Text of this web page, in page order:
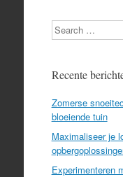
Search
Recente
Zomerse
bloeiende tuin
Maximaliseer je
Experimenteren